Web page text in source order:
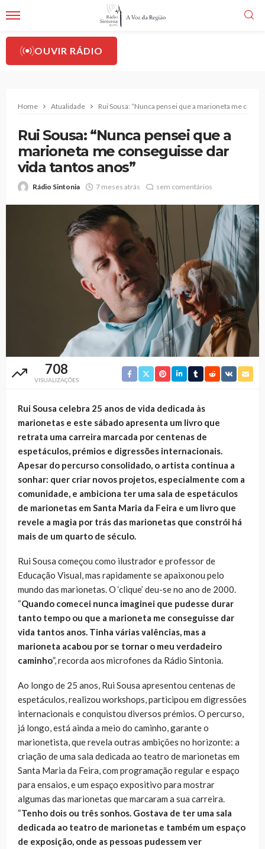
OUVIR RÁDIO
Home Atualidade Rui Sousa: “Nunca pensei que a marioneta me
Rui Sousa: “Nunca pensei que a
marioneta me conseguisse dar
vida tantos anos”
Rádio Sintonia 7 meses atrás sem comentários
708
VISUALIZAÇÕES
Rui Sousa celebra 25 anos de vida dedicada às
marionetas e este sábado apresenta um livro que
retrata uma carreira marcada por centenas de
espetáculos, prémios e digressões internacionais.
Apesar do percurso consolidado, o artista continua a
sonhar: quer criar novos projetos, especialmente com a
comunidade, e ambiciona ter uma sala de espetáculos
de marionetas em Santa Maria da Feira e um livro que
revele a magia por trás das marionetas que constrói há
mais de um quarto de século.
Rui Sousa começou como ilustrador e professor de
Educação Visual, mas rapidamente se apaixonou pelo
mundo das marionetas. O ‘clique’ deu-se no ano de 2000.
“Quando comecei nunca imaginei que pudesse durar
tanto tempo ou que a marioneta me conseguisse dar
vida tantos anos. Tinha várias valências, mas a
marioneta acabou por se tornar o meu verdadeiro
caminho”, recorda aos microfones da Rádio Sintonia.
Ao longo de 25 anos, Rui Sousa apresentou centenas de
espetáculos, realizou workshops, participou em digressões
internacionais e conquistou diversos prémios. O percurso,
já longo, está ainda a meio do caminho, garante o
marionetista, que revela outras ambições no horizonte: a
criação de uma sala dedicada ao teatro de marionetas em
Santa Maria da Feira, com programação regular e espaço
para ensaios, e um espaço expositivo para mostrar
algumas das marionetas que marcaram a sua carreira.
“Tenho dois ou três sonhos. Gostava de ter uma sala
dedicada ao teatro de marionetas e também um espaço
de exposição, onde as pessoas pudessem ver